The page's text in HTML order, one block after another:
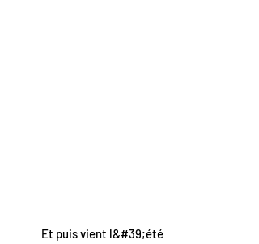
Et puis vient l&#39;été